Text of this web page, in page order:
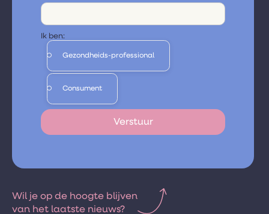
Ik ben:
Gezondheids-professional
Consument
Wil je op de hoogte blijven
van het laatste nieuws?